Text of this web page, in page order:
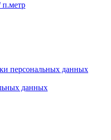
п.метр
персональных данных
данных